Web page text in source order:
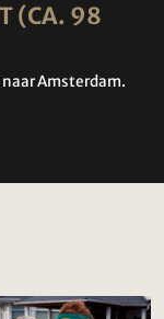
(CA. 98
Amsterdam.